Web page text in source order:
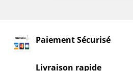
Paiement Sécurisé
Livraison rapide